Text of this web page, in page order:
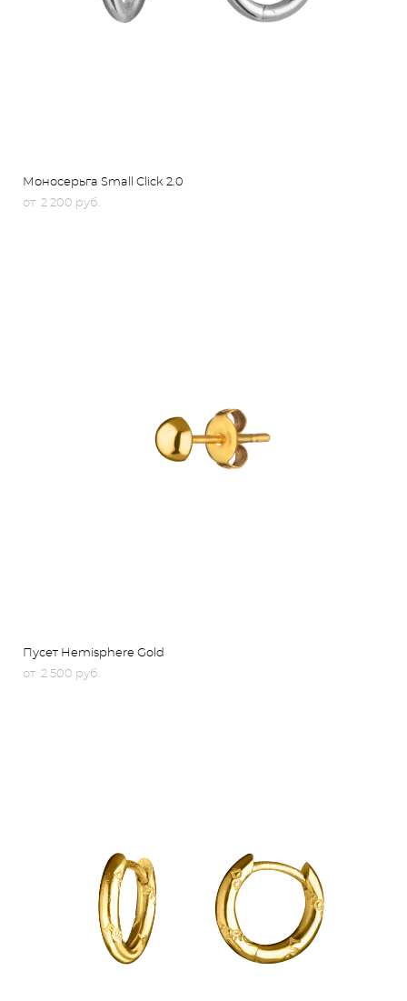
Моносерьга Small Click 2.0
от 2 200 pуб.
Пусет Hemisphere Gold
от 2 500 pуб.